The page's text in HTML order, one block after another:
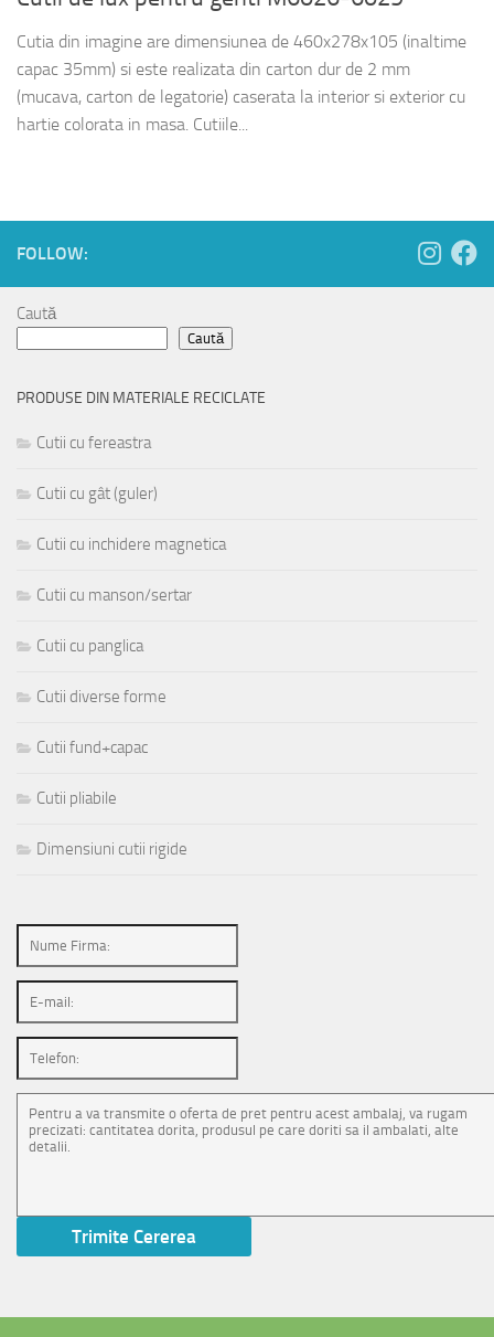
Cutia din imagine are dimensiunea de 460x278x105 (inaltime
capac 35mm) si este realizata din carton dur de 2 mm
(mucava, carton de legatorie) caserata la interior si exterior cu
hartie colorata in masa. Cutiile...
FOLLOW:
Caută
Caută
PRODUSE DIN MATERIALE RECICLATE
Cutii cu fereastra
Cutii cu gât (guler)
Cutii cu inchidere magnetica
Cutii cu manson/sertar
Cutii cu panglica
Cutii diverse forme
Cutii fund+capac
Cutii pliabile
Dimensiuni cutii rigide